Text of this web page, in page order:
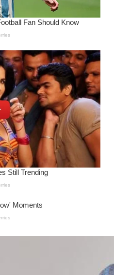
Wanita Pamer Pakaian